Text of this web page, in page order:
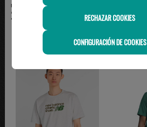
nike club varsity, ...
29.99€ 40.00€
RECHAZAR COOKIES
CONFIGURACIÓN DE COOKIES